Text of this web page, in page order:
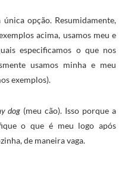
opção. Resumidamente,
acima, usamos meu e
especificamos o que nos
usamos minha e meu
exemplos).
dog (meu cão). Isso porque a
o que é meu logo após
de maneira vaga.